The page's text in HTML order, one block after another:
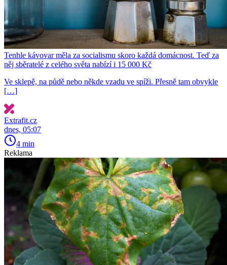
Tenhle kávovar měla za socialismu skoro každá domácnost. Teď za
něj sběratelé z celého světa nabízí i 15 000 Kč
Ve sklepě, na půdě nebo někde vzadu ve spíži. Přesně tam obvykle
[…]
Extrafit.cz
dnes, 05:07
4 min
Reklama